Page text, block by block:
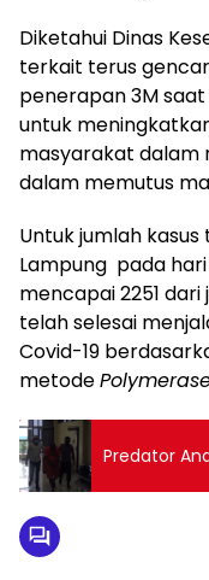
Diketahui Dinas
terkait terus
penerapan 3M
untuk
masyarakat dalam
dalam memutus
Untuk jumlah
Lampung pada
mencapai 2251
telah selesai
Covid-19
metode
Predator